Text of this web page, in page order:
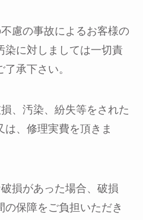
慮の事故によるお客様の
染に対しましては一切責
承下さい。
、汚染、紛失等をされた
、修理実費を頂きま
損があった場合、破損
保障をご負担いただき